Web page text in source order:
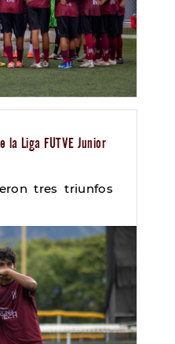
la Liga FUTVE Junior
tres triunfos